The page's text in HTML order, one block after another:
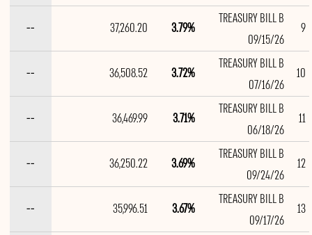
9
TREASURY BILL B
09/15/26
3.79%
37,260.20
--
10
TREASURY BILL B
07/16/26
3.72%
36,508.52
--
11
TREASURY BILL B
06/18/26
3.71%
36,469.99
--
12
TREASURY BILL B
09/24/26
3.69%
36,250.22
--
13
TREASURY BILL B
09/17/26
3.67%
35,996.51
--